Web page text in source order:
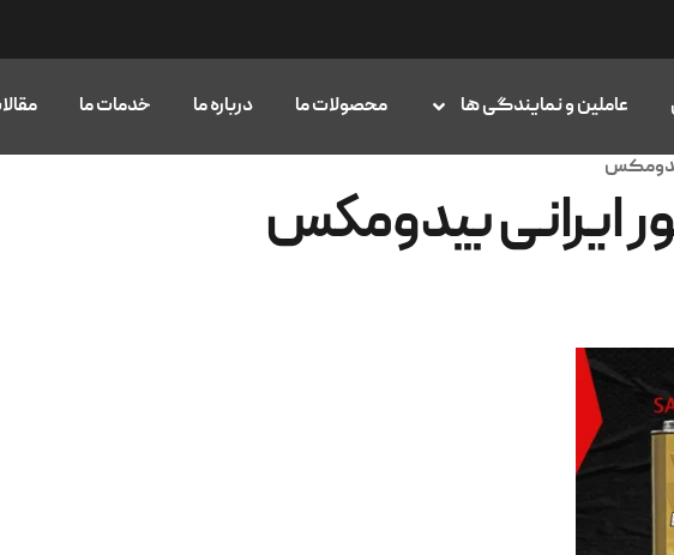
عاملین و نمایندگی ها محصولات ما درباره ما خدمات ما
ایرانی بیدومکس